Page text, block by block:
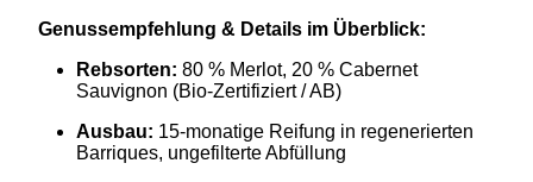
Genussempfehlung & Details im Überblick:
Rebsorten: 80 % Merlot, 20 % Cabernet
Sauvignon (Bio-Zertifiziert / AB)
Ausbau: 15-monatige Reifung in regenerierten
Barriques, ungefilterte Abfüllung